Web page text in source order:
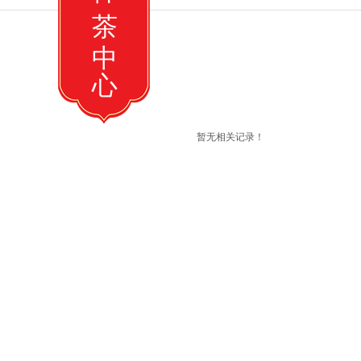
茶
中
心
暂无相关记录！